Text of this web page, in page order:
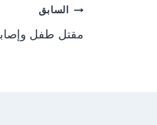
تصفّح
المقالات
السابق
مقتل طفل